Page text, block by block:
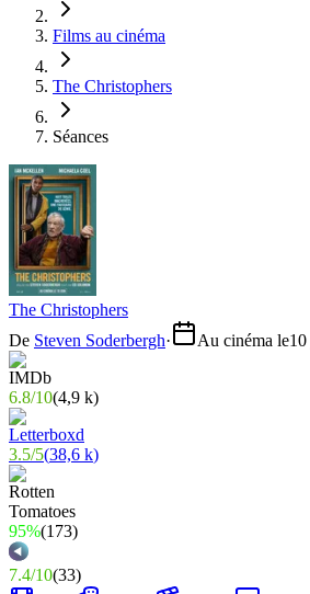
Films au cinéma
The Christophers
Séances
The Christophers
De Steven Soderbergh· Au cinéma le
6.8/10(4,9 k)
3.5/5(38,6 k)
95%(173)
7.4/10(33)